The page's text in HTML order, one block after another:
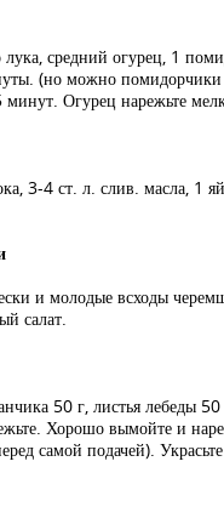
средний огурец, 1
(но можно помидорчики
Огурец нарежьте
3-4 ст. л. слив. масла, 1
и молодые всходы
салат.
50 г, листья лебеды
Хорошо вымойте и
самой подачей).